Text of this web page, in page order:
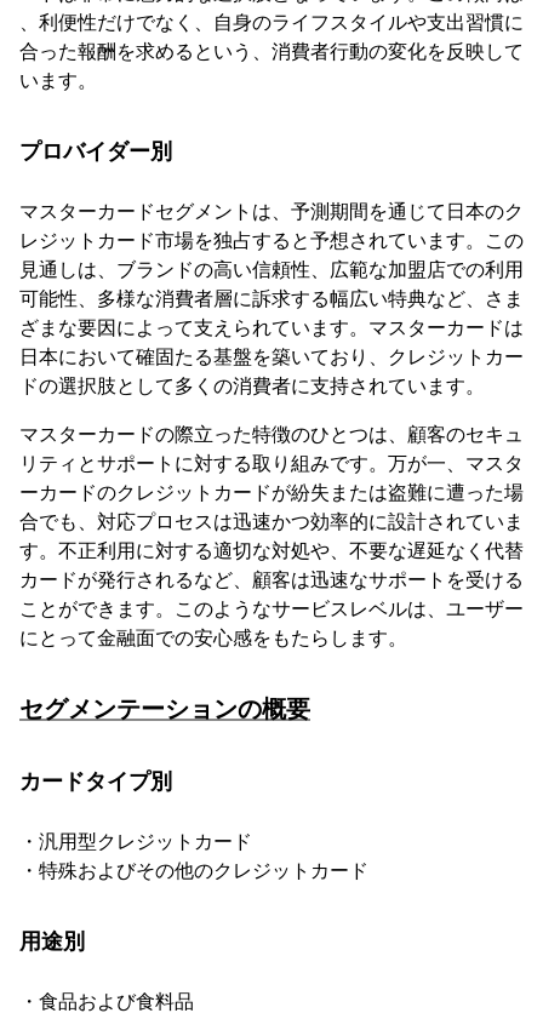
、利便性だけでなく、自身のライフスタイルや支出習慣に
合った報酬を求めるという、消費者行動の変化を反映して
います。
プロバイダー別
マスターカードセグメントは、予測期間を通じて日本のク
レジットカード市場を独占すると予想されています。この
見通しは、ブランドの高い信頼性、広範な加盟店での利用
可能性、多様な消費者層に訴求する幅広い特典など、さま
ざまな要因によって支えられています。マスターカードは
日本において確固たる基盤を築いており、クレジットカー
ドの選択肢として多くの消費者に支持されています。
マスターカードの際立った特徴のひとつは、顧客のセキュ
リティとサポートに対する取り組みです。万が一、マスタ
ーカードのクレジットカードが紛失または盗難に遭った場
合でも、対応プロセスは迅速かつ効率的に設計されていま
す。不正利用に対する適切な対処や、不要な遅延なく代替
カードが発行されるなど、顧客は迅速なサポートを受ける
ことができます。このようなサービスレベルは、ユーザー
にとって金融面での安心感をもたらします。
セグメンテーションの概要
カードタイプ別
・汎用型クレジットカード
・特殊およびその他のクレジットカード
用途別
・食品および食料品